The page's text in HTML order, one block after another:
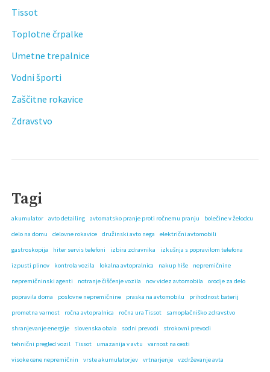
Tissot
Toplotne črpalke
Umetne trepalnice
Vodni športi
Zaščitne rokavice
Zdravstvo
Tagi
akumulator avto detailing avtomatsko pranje proti ročnemu pranju
bolečine v želodcu
delo na domu
delovne rokavice družinski avto nega
električni avtomobili
gastroskopija
hiter servis telefoni izbira zdravnika
izkušnja s popravilom telefona
izpusti plinov
kontrola vozila lokalna avtopralnica nakup hiše
nepremičnine
nepremičninski agenti
notranje čiščenje vozila nov videz avtomobila
orodje za delo
popravila doma
poslovne nepremičnine praska na avtomobilu
prihodnost baterij
prometna varnost
ročna avtopralnica ročna ura Tissot
samoplačniško zdravstvo
shranjevanje energije
slovenska obala sodni prevodi
strokovni prevodi
tehnični pregled vozil
Tissot umazanija v avtu
varnost na cesti
visoke cene nepremičnin
vrste akumulatorjev vrtnarjenje
vzdrževanje avta